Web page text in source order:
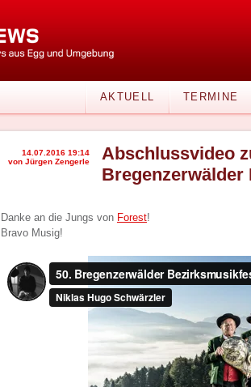
AKTUELL TERMINE
14.07.2016 19:14
von Jürgen Zengerle
Abschlussvideo
Danke an die Jungs von Forest!
Bravo Musig!